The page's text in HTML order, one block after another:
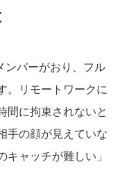
バーがおり、フル
。リモートワークに
間に拘束されないと
手の顔が見えていな
ャッチが難しい」